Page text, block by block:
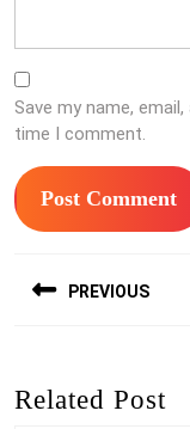
Save my name,
time I comment.
navigation
PREVIOUS
Related Post